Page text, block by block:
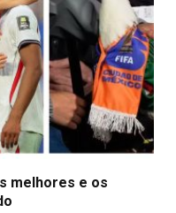
melhores e os